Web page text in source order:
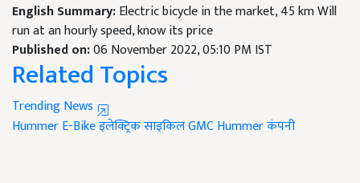
English Summary:Electric bicycle in the market, 45 km Will
run at an hourly speed, know its price
Published on:06 November 2022, 05:10 PM IST
Related Topics
Trending News
Hummer E-Bikeइलेक्ट्रिक साइकिलGMC Hummer कंपनी